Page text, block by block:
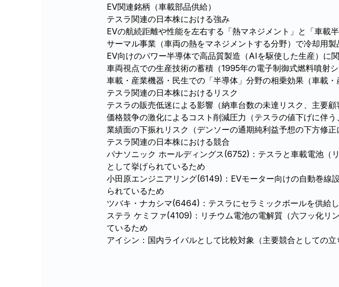
EV関連銘柄（車載部品供給）
テスラ関連の日本株における強み
EVの航続距離や性能を左右する「熱マネジメント」と「車載
サーマル事業（車両の熱をマネジメントする分野）で冷却用
EV向けのパワー半導体で高品質製造（AIを駆使した生産）に
車両視点での生産技術の蓄積（1995年の電子制御式燃料噴射シ
車載・産業機器・民生での「半導体」分野の相乗効果（車載・
テスラ関連の日本株におけるリスク
テスラの販売低迷による影響（納車台数の未達リスク、主要
価格競争の激化によるコスト削減圧力（テスラの値下げに伴
業績面の下振れリスク（デンソーの通期純利益予想の下方修正
テスラ関連の日本株における競合
パナソニック ホールディングス(6752)：テスラと車載電池（
として挙げられているため
小田原エンジニアリング(6149)：EVモーター向けの自動巻線
られているため
ツバキ・ナカシマ(6464)：テスラにセラミックボールを供給
ステラ ケミファ(4109)：リチウム電池の電解質（六フッ化リ
ているため
アイシン：国内ライバルとして比較対象（主要競合としての